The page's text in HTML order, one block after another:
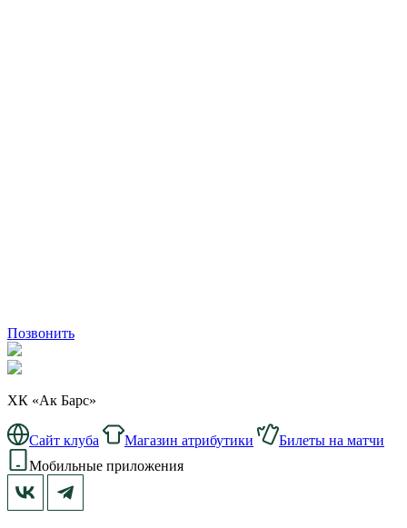
Позвонить
ХК «Ак Барс»
Сайт клуба Магазин атрибутики
Билеты на матчи
Мобильные приложения